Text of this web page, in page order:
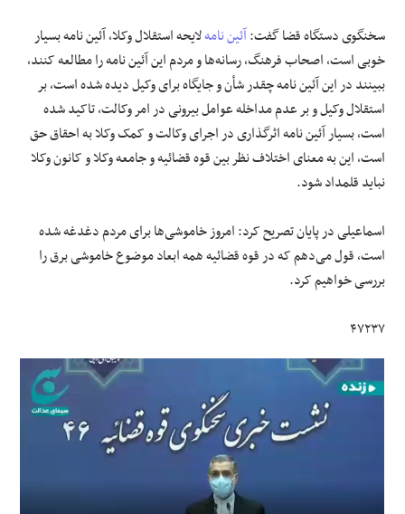
سخنگوی دستگاه قضا گفت:آئین نامهلایحه استقلال وکلا، آئین نامه بسیار
خوبی است، اصحاب فرهنگ، رسانه‌ها و مردم این آئین نامه را مطالعه کنند،
ببینند در این آئین نامه چقدر شأن و جایگاه برای وکیل دیده شده است، بر
استقلال وکیل و بر عدم مداخله عوامل بیرونی در امر وکالت، تاکید شده
است، بسیار آئین نامه اثرگذاری در اجرای وکالت و کمک وکلا به احقاق حق
است، این به معنای اختلاف نظر بین قوه قضائیه و جامعه وکلا و کانون وکلا
نباید قلمداد شود.
اسماعیلی در پایان تصریح کرد: امروز خاموشی‌ها برای مردم دغدغه شده
است، قول می‌دهم که در قوه قضائیه همه ابعاد موضوع خاموشی برق را
بررسی خواهیم کرد.
۴۷۲۳۷